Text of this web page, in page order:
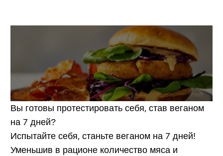
Вы готовы протестировать себя, став веганом
на 7 дней?
Испытайте себя, станьте веганом на 7 дней!
Уменьшив в рационе количество мяса и